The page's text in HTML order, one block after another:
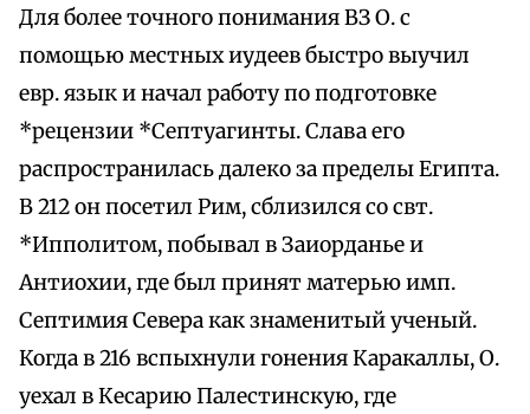
Для более точного понимания ВЗ О. с
помощью местных иудеев быстро выучил
евр. язык и начал работу по подготовке
*рецензии *Септуагинты. Слава его
распространилась далеко за пределы Египта.
В 212 он посетил Рим, сблизился со свт.
*Ипполитом, побывал в Заиорданье и
Антиохии, где был принят матерью имп.
Септимия Севера как знаменитый ученый.
Когда в 216 вспыхнули гонения Каракаллы, О.
уехал в Кесарию Палестинскую, где